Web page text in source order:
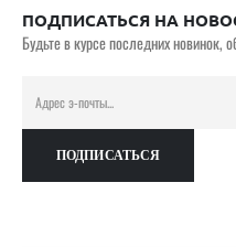
ПОДПИСАТЬСЯ НА
Будьте в курсе последних новинок,